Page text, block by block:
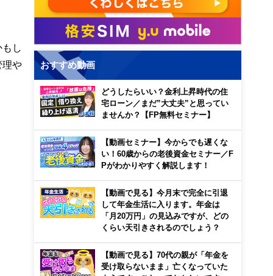
し
理や
おすすめ動画
どうしたらいい？金利上昇時代の住
宅ローン／まだ”大丈夫”と思ってい
ませんか？【FP無料セミナー】
【動画セミナー】今からでも遅くな
い！60歳からの老後資金セミナー／F
Pがわかりやすく解説します！
【動画で見る】今月末で完全に引退
して年金生活に入ります。年金は
「月20万円」の見込みですが、どの
くらい天引きされるのでしょう？
【動画で見る】70代の親が「年金を
受け取らないまま」亡くなっていた